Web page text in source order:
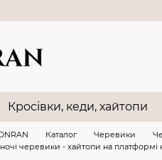
Кросівки, кеди, хайтопи
Каталог Черевики
черевики - хайтопи на платформі